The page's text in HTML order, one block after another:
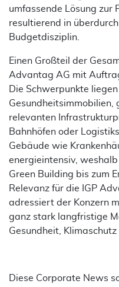
umfassende Lösung zur
resultierend in
Budgetdisziplin.
Einen Großteil der
Advantag AG mit
Die Schwerpunkte
Gesundheitsimmobilien,
relevanten
Bahnhöfen oder
Gebäude wie
energieintensiv,
Green Building bis zum
Relevanz für die IGP
adressiert der Konzern
ganz stark langfristige
Gesundheit,
Diese Corporate News